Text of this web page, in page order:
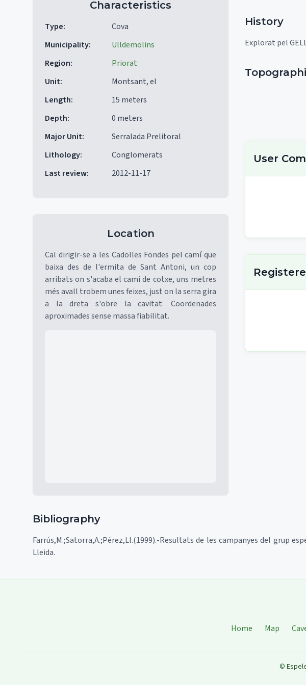
Characteristics
Type:
Cova
Municipality:
Ulldemolins
Region:
Priorat
Unit:
Montsant, el
Length:
15 meters
Depth:
0 meters
Major Unit:
Serralada Prelitoral
Lithology:
Conglomerats
Last review: 2012-11-17
Location
Cal dirigir-se a les Cadolles Fondes pel camí que
baixa des de l'ermita de Sant Antoni, un cop
arribats on s'acaba el camí de cotxe, uns metres
més avall trobem unes feixes, just on la serra gira
a la dreta s'obre la cavitat. Coordenades
aproximades sense massa fiabilitat.
History
Explorat pel
User
Bibliography
Farrús,M.;Satorra,A.;Pérez,Ll.(1999).-Resultats de les campanyes del grup
Lleida.
Home Map
©